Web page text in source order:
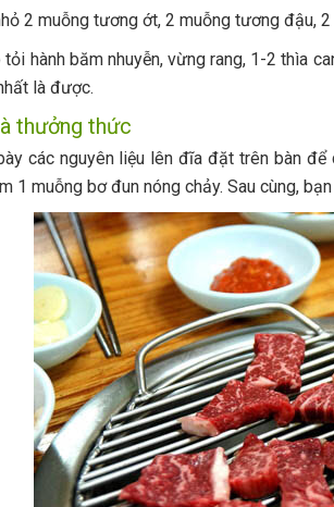
2 muỗng tương ớt, 2 muỗng tương đậu,
hành băm nhuyễn, vừng rang, 1-2 thìa
là được.
thưởng thức
các nguyên liệu lên đĩa đặt trên bàn
1 muỗng bơ đun nóng chảy. Sau cùng,